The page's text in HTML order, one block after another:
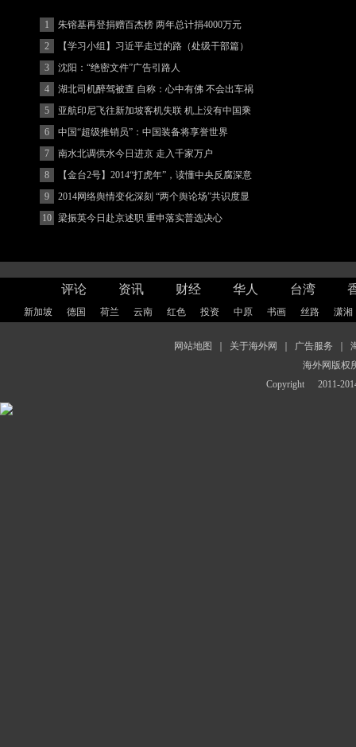
1
朱镕基再登捐赠百杰榜 两年总计捐4000万元
2
【学习小组】习近平走过的路（处级干部篇）
3
沈阳：“绝密文件”广告引路人
4
湖北司机醉驾被查 自称：心中有佛 不会出车祸
(图)
5
亚航印尼飞往新加坡客机失联 机上没有中国乘
客
6
中国“超级推销员”：中国装备将享誉世界
7
南水北调供水今日进京 走入千家万户
8
【金台2号】2014“打虎年”，读懂中央反腐深意
9
2014网络舆情变化深刻 “两个舆论场”共识度显
著增强
10 梁振英今日赴京述职 重申落实普选决心
评论 资讯 财经 华人 台湾
新加坡 德国 荷兰 云南 红色 投资 中原 书画 丝路 潇湘
网站地图 关于海外网 广告服务
海外网版权
Copyright
2011-